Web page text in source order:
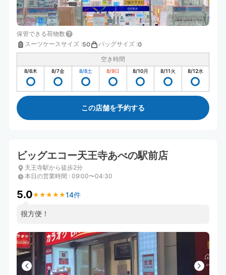
保管できる荷物数
スーツケースサイズ :50 バッグサイズ :0
空き時間
8/6木 8/7金 8/8土 8/9日 8/10月 8/11火 8/12水
この店舗を予約する
ビッグエコー天王寺あべの駅前店
天王寺駅から徒歩2分
本日の営業時間 : 09:00〜04:30
5.0★ ★ ★ ★ ★
★ ★ ★ ★ ★14件
很方便！